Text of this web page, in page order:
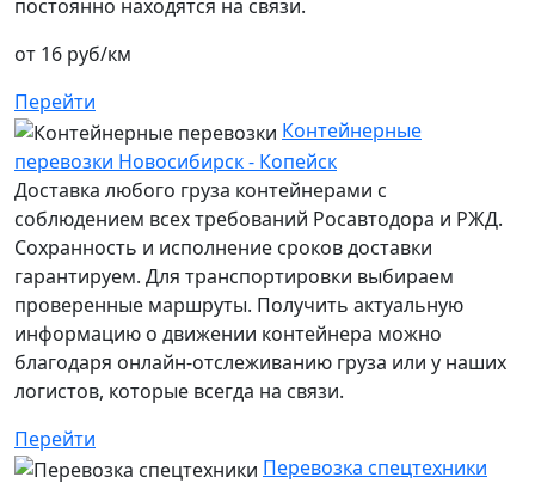
постоянно находятся на связи.
от 16 руб/км
Перейти
Контейнерные
перевозки Новосибирск - Копейск
Доставка любого груза контейнерами с
соблюдением всех требований Росавтодора и РЖД.
Сохранность и исполнение сроков доставки
гарантируем. Для транспортировки выбираем
проверенные маршруты. Получить актуальную
информацию о движении контейнера можно
благодаря онлайн-отслеживанию груза или у наших
логистов, которые всегда на связи.
Перейти
Перевозка спецтехники